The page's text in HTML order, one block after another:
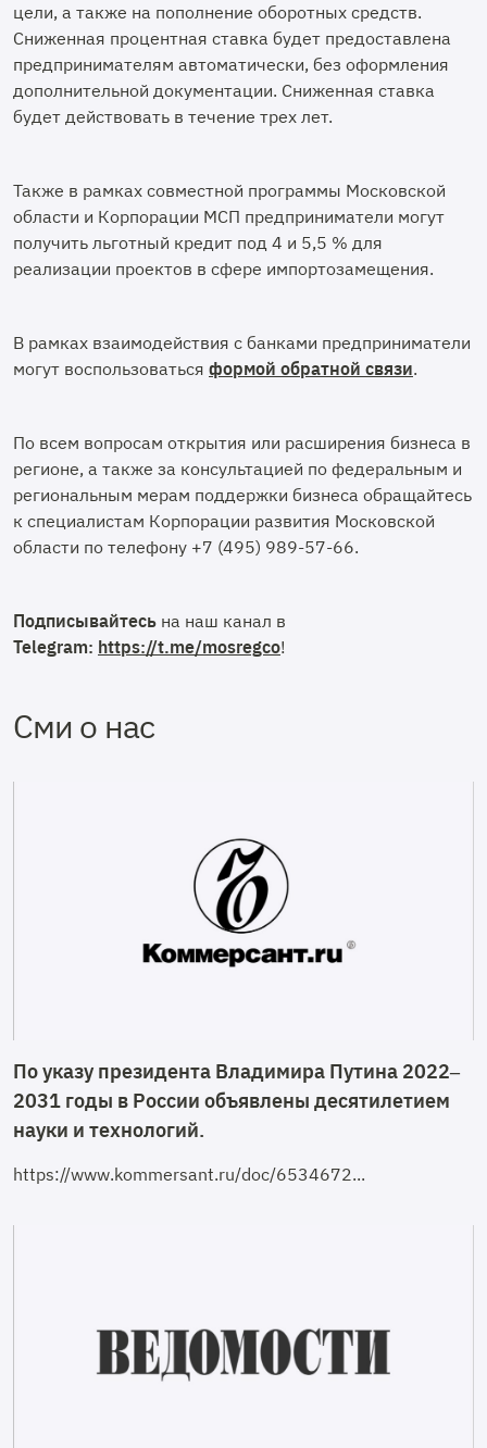
цели, а также на пополнение оборотных средств.
Сниженная процентная ставка будет предоставлена
предпринимателям автоматически, без оформления
дополнительной документации. Сниженная ставка
будет действовать в течение трех лет.
Также в рамках совместной программы Московской
области и Корпорации МСП предприниматели могут
получить льготный кредит под 4 и 5,5 % для
реализации проектов в сфере импортозамещения.
В рамках взаимодействия с банками предприниматели
могут воспользоваться формой обратной связи.
По всем вопросам открытия или расширения бизнеса в
регионе, а также за консультацией по федеральным и
региональным мерам поддержки бизнеса обращайтесь
к специалистам Корпорации развития Московской
области по телефону +7 (495) 989-57-66.
Подписывайтесь на наш канал в
Telegram: https://t.me/mosregco!
Сми о нас
По указу президента Владимира Путина 2022–
2031 годы в России объявлены десятилетием
науки и технологий.
https://www.kommersant.ru/doc/6534672...